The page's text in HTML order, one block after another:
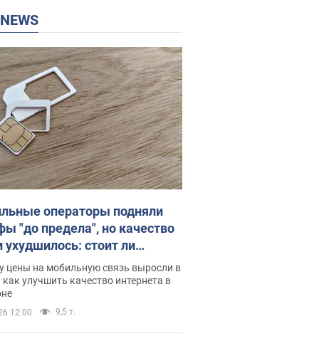
NEWS
операторы подняли
"до предела", но качество
ухудшилось: стоит ли
на цены
цены на мобильную связь выросли в
улучшить качество интернета в
12:00 9,5 т.